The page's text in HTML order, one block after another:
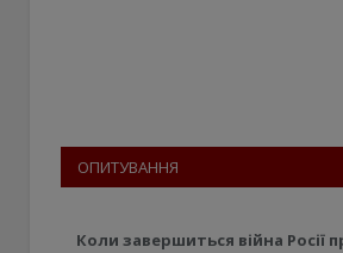
ОПИТУВАННЯ
Коли завершиться війна Росії